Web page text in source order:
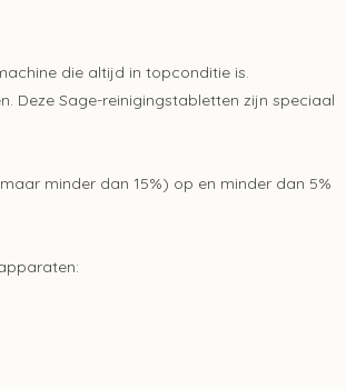
die altijd in topconditie is.
Deze Sage-reinigingstabletten zijn speciaal
minder dan 15%) op en minder dan 5%